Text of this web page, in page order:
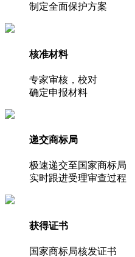
制定全面保护方案
核准材料
专家审核，校对
确定申报材料
递交商标局
极速递交至国家商标局
实时跟进受理审查过程
获得证书
国家商标局核发证书